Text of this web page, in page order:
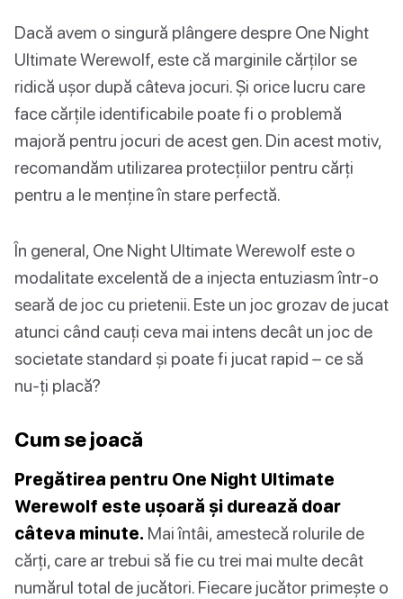
Dacă avem o singură plângere despre One Night
Ultimate Werewolf, este că marginile cărților se
ridică ușor după câteva jocuri. Și orice lucru care
face cărțile identificabile poate fi o problemă
majoră pentru jocuri de acest gen. Din acest motiv,
recomandăm utilizarea protecțiilor pentru cărți
pentru a le menține în stare perfectă.
În general, One Night Ultimate Werewolf este o
modalitate excelentă de a injecta entuziasm într-o
seară de joc cu prietenii. Este un joc grozav de jucat
atunci când cauți ceva mai intens decât un joc de
societate standard și poate fi jucat rapid – ce să
nu-ți placă?
Cum se joacă
Pregătirea pentru One Night Ultimate
Werewolf este ușoară și durează doar
câteva minute. Mai întâi, amestecă rolurile de
cărți, care ar trebui să fie cu trei mai multe decât
numărul total de jucători. Fiecare jucător primește o